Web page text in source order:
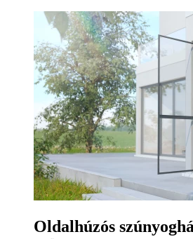
Oldalhúzós